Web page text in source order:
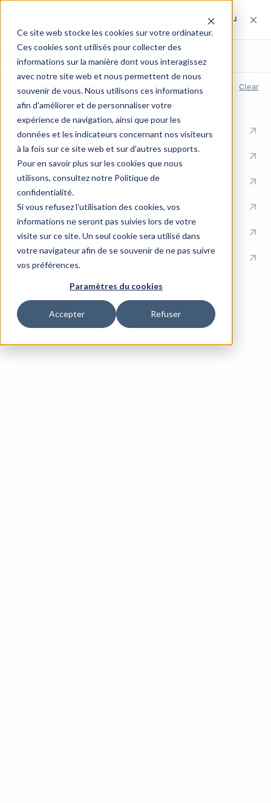
Ce site web stocke les cookies sur votre ordinateur.
Ces cookies sont utilisés pour collecter des
informations sur la manière dont vous interagissez
avec notre site web et nous permettent de nous
souvenir de vous. Nous utilisons ces informations
afin d'améliorer et de personnaliser votre
expérience de navigation, ainsi que pour les
données et les indicateurs concernant nos visiteurs
à la fois sur ce site web et sur d'autres supports.
Pour en savoir plus sur les cookies que nous
utilisons, consultez notre Politique de
confidentialité.
Si vous refusez l'utilisation des cookies, vos
informations ne seront pas suivies lors de votre
visite sur ce site. Un seul cookie sera utilisé dans
votre navigateur afin de se souvenir de ne pas suivre
vos préférences.
Paramètres du cookies
Accepter Refuser
Search
RECENT SEARCHES Clear
QUICK LINKS
Knowledge Management Consulting
Training
Communication
Documentation
Engineering
Industry